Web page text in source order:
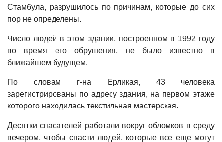
Стамбула, разрушилось по причинам, которые до сих
пор не определены.
Число людей в этом здании, построенном в 1992 году
во время его обрушения, не было известно в
ближайшем будущем.
По словам г-на Ерликая, 43 человека
зарегистрированы по адресу здания, на первом этаже
которого находилась текстильная мастерская.
Десятки спасателей работали вокруг обломков в среду
вечером, чтобы спасти людей, которые все еще могут